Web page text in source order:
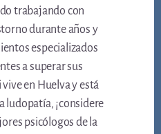
trabajando con
durante años y
especializados
a superar sus
en Huelva y está
ludopatía, ¡considere
psicólogos de la